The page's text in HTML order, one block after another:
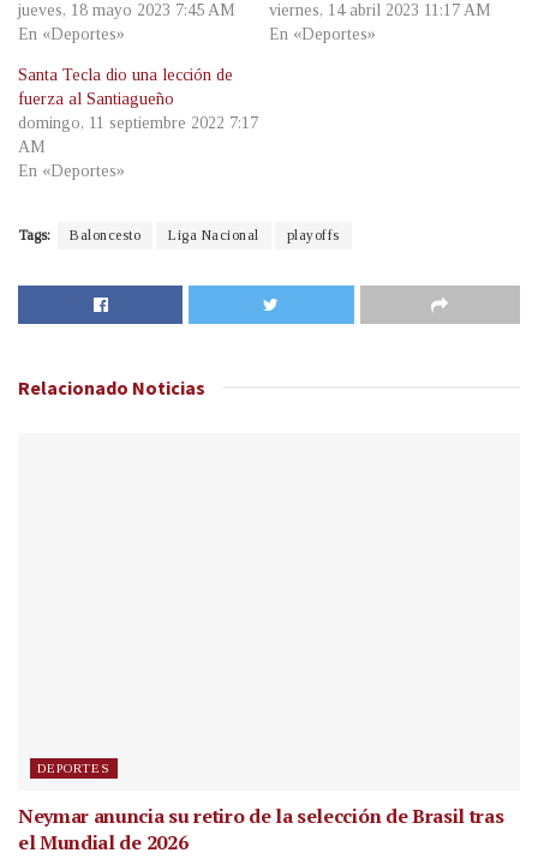
jueves, 18 mayo 2023 7:45 AM
En «Deportes»
viernes, 14 abril 2023 11:17 AM
En «Deportes»
Santa Tecla dio una lección de
fuerza al Santiagueño
domingo, 11 septiembre 2022 7:17
AM
En «Deportes»
Tags: Baloncesto Liga Nacional playoffs
Relacionado Noticias
DEPORTES
Neymar anuncia su retiro de la selección de Brasil tras
el Mundial de 2026